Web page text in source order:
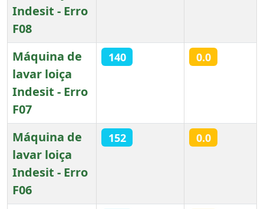
Indesit - Erro
F08
Máquina de
lavar loiça
Indesit - Erro
F07
140 0.0
Máquina de
lavar loiça
Indesit - Erro
F06
152 0.0